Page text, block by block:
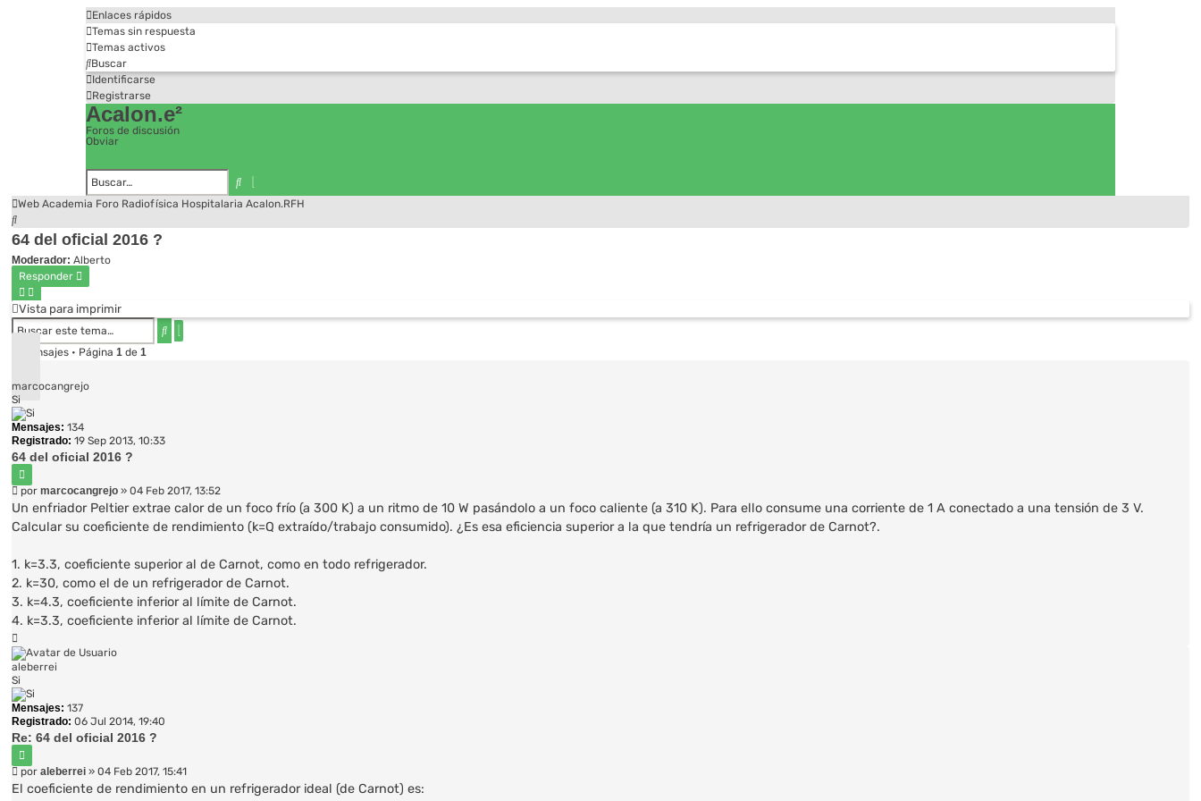
Enlaces rápidos
Temas sin respuesta
Temas activos
Buscar
Identificarse
Registrarse
Acalon.e²
Foros de discusión
Obviar
Buscar
Búsqueda
avanzada
Web Academia Foro Radiofísica Hospitalaria Acalon.RFH
Buscar
64 del oficial 2016 ?
Moderador: Alberto
Responder
Vista para imprimir
Buscar
Búsqueda
avanzada
3 mensajes • Página 1 de 1
marcocangrejo
Si
Mensajes: 134
Registrado: 19 Sep 2013, 10:33
64 del oficial 2016 ?
Mensaje
por marcocangrejo » 04 Feb 2017, 13:52
Un enfriador Peltier extrae calor de un foco frío (a 300 K) a un ritmo de 10 W pasándolo a un foco caliente (a 310 K). Para ello consume una corriente de 1 A conectado a una tensión de 3 V.
Calcular su coeficiente de rendimiento (k=Q extraído/trabajo consumido). ¿Es esa eficiencia superior a la que tendría un refrigerador de Carnot?.
1. k=3.3, coeficiente superior al de Carnot, como en todo refrigerador.
2. k=30, como el de un refrigerador de Carnot.
3. k=4.3, coeficiente inferior al límite de Carnot.
4. k=3.3, coeficiente inferior al límite de Carnot.
aleberrei
Si
Mensajes: 137
Registrado: 06 Jul 2014, 19:40
Re: 64 del oficial 2016 ?
Mensaje
por aleberrei » 04 Feb 2017, 15:41
El coeficiente de rendimiento en un refrigerador ideal (de Carnot) es: